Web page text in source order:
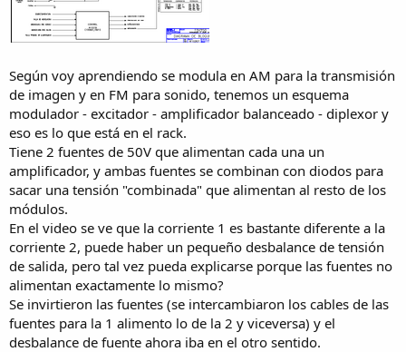
Según voy aprendiendo se modula en AM para la transmisión
de imagen y en FM para sonido, tenemos un esquema
modulador - excitador - amplificador balanceado - diplexor y
eso es lo que está en el rack.
Tiene 2 fuentes de 50V que alimentan cada una un
amplificador, y ambas fuentes se combinan con diodos para
sacar una tensión "combinada" que alimentan al resto de los
módulos.
En el video se ve que la corriente 1 es bastante diferente a la
corriente 2, puede haber un pequeño desbalance de tensión
de salida, pero tal vez pueda explicarse porque las fuentes no
alimentan exactamente lo mismo?
Se invirtieron las fuentes (se intercambiaron los cables de las
fuentes para la 1 alimento lo de la 2 y viceversa) y el
desbalance de fuente ahora iba en el otro sentido.